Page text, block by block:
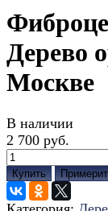
Дерево
Москве
В наличии
2 700 руб.
Купить